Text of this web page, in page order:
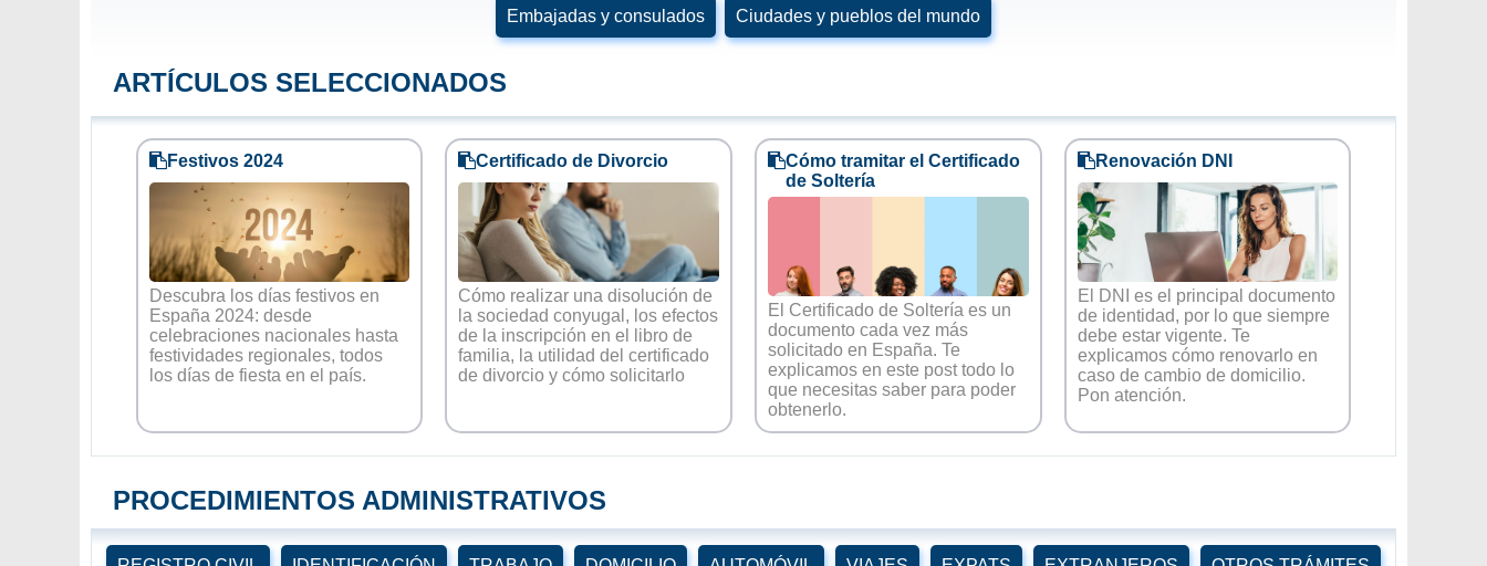
Embajadas y consulados Ciudades y pueblos del mundo
ARTÍCULOS SELECCIONADOS
Festivos 2024
Descubra los días festivos en
España 2024: desde
celebraciones nacionales hasta
festividades regionales, todos
los días de fiesta en el país.
Certificado de Divorcio
Cómo realizar una disolución de
la sociedad conyugal, los efectos
de la inscripción en el libro de
familia, la utilidad del certificado
de divorcio y cómo solicitarlo
Cómo tramitar el Certificado
de Soltería
El Certificado de Soltería es un
documento cada vez más
solicitado en España. Te
explicamos en este post todo lo
que necesitas saber para poder
obtenerlo.
Renovación DNI
El DNI es el principal documento
de identidad, por lo que siempre
debe estar vigente. Te
explicamos cómo renovarlo en
caso de cambio de domicilio.
Pon atención.
PROCEDIMIENTOS ADMINISTRATIVOS